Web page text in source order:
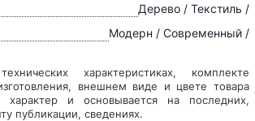
Дерево / Текстиль /
Модерн / Современный /
внешнем виде и цвете товара
характер и основывается на последних,
публикации, сведениях.